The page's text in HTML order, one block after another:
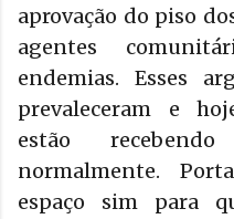
aprovação do piso
agentes
endemias. Esses
prevaleceram e
estão
normalmente.
espaço sim para